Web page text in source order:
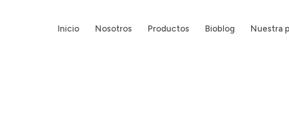
Inicio Nosotros Productos Bioblog Nuestra